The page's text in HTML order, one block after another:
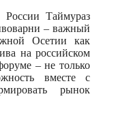
Таймураз
– важный
Осетии как
на российском
– не только
вместе с
рынок